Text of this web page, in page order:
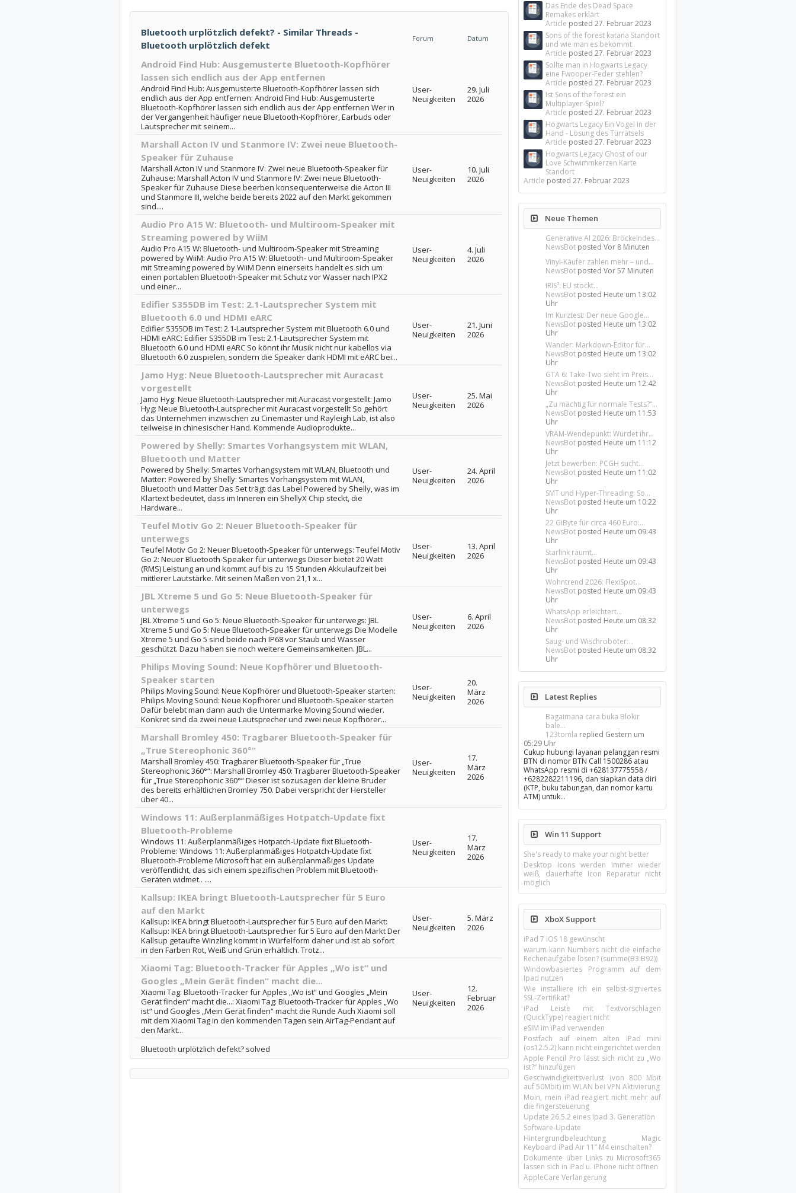
Bluetooth urplötzlich defekt? - Similar Threads -
Bluetooth urplötzlich defekt
Forum Datum
Android Find Hub: Ausgemusterte Bluetooth-Kopfhörer
lassen sich endlich aus der App entfernen
Android Find Hub: Ausgemusterte Bluetooth-Kopfhörer lassen sich
endlich aus der App entfernen: Android Find Hub: Ausgemusterte
Bluetooth-Kopfhörer lassen sich endlich aus der App entfernen Wer in
der Vergangenheit häufiger neue Bluetooth-Kopfhörer, Earbuds oder
Lautsprecher mit seinem...
User-
Neuigkeiten
29. Juli
2026
Marshall Acton IV und Stanmore IV: Zwei neue Bluetooth-
Speaker für Zuhause
Marshall Acton IV und Stanmore IV: Zwei neue Bluetooth-Speaker für
Zuhause: Marshall Acton IV und Stanmore IV: Zwei neue Bluetooth-
Speaker für Zuhause Diese beerben konsequenterweise die Acton III
und Stanmore III, welche beide bereits 2022 auf den Markt gekommen
sind....
User-
Neuigkeiten
10. Juli
2026
Audio Pro A15 W: Bluetooth- und Multiroom-Speaker mit
Streaming powered by WiiM
Audio Pro A15 W: Bluetooth- und Multiroom-Speaker mit Streaming
powered by WiiM: Audio Pro A15 W: Bluetooth- und Multiroom-Speaker
mit Streaming powered by WiiM Denn einerseits handelt es sich um
einen portablen Bluetooth-Speaker mit Schutz vor Wasser nach IPX2
und einer...
User-
Neuigkeiten
4. Juli
2026
Edifier S355DB im Test: 2.1-Lautsprecher System mit
Bluetooth 6.0 und HDMI eARC
Edifier S355DB im Test: 2.1-Lautsprecher System mit Bluetooth 6.0 und
HDMI eARC: Edifier S355DB im Test: 2.1-Lautsprecher System mit
Bluetooth 6.0 und HDMI eARC So könnt ihr Musik nicht nur kabellos via
Bluetooth 6.0 zuspielen, sondern die Speaker dank HDMI mit eARC bei...
User-
Neuigkeiten
21. Juni
2026
Jamo Hyg: Neue Bluetooth-Lautsprecher mit Auracast
vorgestellt
Jamo Hyg: Neue Bluetooth-Lautsprecher mit Auracast vorgestellt: Jamo
Hyg: Neue Bluetooth-Lautsprecher mit Auracast vorgestellt So gehört
das Unternehmen inzwischen zu Cinemaster und Rayleigh Lab, ist also
teilweise in chinesischer Hand. Kommende Audioprodukte...
User-
Neuigkeiten
25. Mai
2026
Powered by Shelly: Smartes Vorhangsystem mit WLAN,
Bluetooth und Matter
Powered by Shelly: Smartes Vorhangsystem mit WLAN, Bluetooth und
Matter: Powered by Shelly: Smartes Vorhangsystem mit WLAN,
Bluetooth und Matter Das Set trägt das Label Powered by Shelly, was im
Klartext bedeutet, dass im Inneren ein ShellyX Chip steckt, die
Hardware...
User-
Neuigkeiten
24. April
2026
Teufel Motiv Go 2: Neuer Bluetooth-Speaker für
unterwegs
Teufel Motiv Go 2: Neuer Bluetooth-Speaker für unterwegs: Teufel Motiv
Go 2: Neuer Bluetooth-Speaker für unterwegs Dieser bietet 20 Watt
(RMS) Leistung an und kommt auf bis zu 15 Stunden Akkulaufzeit bei
mittlerer Lautstärke. Mit seinen Maßen von 21,1 x...
User-
Neuigkeiten
13. April
2026
JBL Xtreme 5 und Go 5: Neue Bluetooth-Speaker für
unterwegs
JBL Xtreme 5 und Go 5: Neue Bluetooth-Speaker für unterwegs: JBL
Xtreme 5 und Go 5: Neue Bluetooth-Speaker für unterwegs Die Modelle
Xtreme 5 und Go 5 sind beide nach IP68 vor Staub und Wasser
geschützt. Dazu haben sie noch weitere Gemeinsamkeiten. JBL...
User-
Neuigkeiten
6. April
2026
Philips Moving Sound: Neue Kopfhörer und Bluetooth-
Speaker starten
Philips Moving Sound: Neue Kopfhörer und Bluetooth-Speaker starten:
Philips Moving Sound: Neue Kopfhörer und Bluetooth-Speaker starten
Dafür belebt man dann auch die Untermarke Moving Sound wieder.
Konkret sind da zwei neue Lautsprecher und zwei neue Kopfhörer...
User-
Neuigkeiten
20.
März
2026
Marshall Bromley 450: Tragbarer Bluetooth-Speaker für
„True Stereophonic 360°“
Marshall Bromley 450: Tragbarer Bluetooth-Speaker für „True
Stereophonic 360°“: Marshall Bromley 450: Tragbarer Bluetooth-Speaker
für „True Stereophonic 360°“ Dieser ist sozusagen der kleine Bruder
des bereits erhältlichen Bromley 750. Dabei verspricht der Hersteller
über 40...
User-
Neuigkeiten
17.
März
2026
Windows 11: Außerplanmäßiges Hotpatch-Update fixt
Bluetooth-Probleme
Windows 11: Außerplanmäßiges Hotpatch-Update fixt Bluetooth-
Probleme: Windows 11: Außerplanmäßiges Hotpatch-Update fixt
Bluetooth-Probleme Microsoft hat ein außerplanmäßiges Update
veröffentlicht, das sich einem spezifischen Problem mit Bluetooth-
Geräten widmet.. ....
User-
Neuigkeiten
17.
März
2026
Kallsup: IKEA bringt Bluetooth-Lautsprecher für 5 Euro
auf den Markt
Kallsup: IKEA bringt Bluetooth-Lautsprecher für 5 Euro auf den Markt:
Kallsup: IKEA bringt Bluetooth-Lautsprecher für 5 Euro auf den Markt Der
Kallsup getaufte Winzling kommt in Würfelform daher und ist ab sofort
in den Farben Rot, Weiß und Grün erhältlich. Trotz...
User-
Neuigkeiten
5. März
2026
Xiaomi Tag: Bluetooth-Tracker für Apples „Wo ist“ und
Googles „Mein Gerät finden“ macht die...
Xiaomi Tag: Bluetooth-Tracker für Apples „Wo ist“ und Googles „Mein
Gerät finden“ macht die...: Xiaomi Tag: Bluetooth-Tracker für Apples „Wo
ist“ und Googles „Mein Gerät finden“ macht die Runde Auch Xiaomi soll
mit dem Xiaomi Tag in den kommenden Tagen sein AirTag-Pendant auf
den Markt...
User-
Neuigkeiten
12.
Februar
2026
Bluetooth urplötzlich defekt? solved
Das Ende des Dead Space
Remakes erklärt
Article posted27. Februar 2023
Sons of the forest katana Standort
und wie man es bekommt
Article posted27. Februar 2023
Sollte man in Hogwarts Legacy
eine Fwooper-Feder stehlen?
Article posted27. Februar 2023
Ist Sons of the forest ein
Multiplayer-Spiel?
Article posted27. Februar 2023
Hogwarts Legacy Ein Vogel in der
Hand - Lösung des Türrätsels
Article posted27. Februar 2023
Hogwarts Legacy Ghost of our
Love Schwimmkerzen Karte
Standort
Article posted27. Februar 2023
Neue Themen
Generative AI 2026: Bröckelndes...
NewsBot postedVor 8 Minuten
Vinyl-Käufer zahlen mehr – und...
NewsBot postedVor 57 Minuten
IRIS²: EU stockt...
NewsBot posted Heute um 13:02
Uhr
Im Kurztest: Der neue Google...
NewsBot posted Heute um 13:02
Uhr
Wander: Markdown-Editor für...
NewsBot posted Heute um 13:02
Uhr
GTA 6: Take-Two sieht im Preis...
NewsBot posted Heute um 12:42
Uhr
„Zu mächtig für normale Tests?“...
NewsBot posted Heute um 11:53
Uhr
VRAM-Wendepunkt: Würdet ihr...
NewsBot posted Heute um 11:12
Uhr
Jetzt bewerben: PCGH sucht...
NewsBot posted Heute um 11:02
Uhr
SMT und Hyper-Threading: So...
NewsBot posted Heute um 10:22
Uhr
22 GiByte für circa 460 Euro:...
NewsBot posted Heute um 09:43
Uhr
Starlink räumt...
NewsBot posted Heute um 09:43
Uhr
Wohntrend 2026: FlexiSpot...
NewsBot posted Heute um 09:43
Uhr
WhatsApp erleichtert...
NewsBot posted Heute um 08:32
Uhr
Saug- und Wischroboter:...
NewsBot posted Heute um 08:32
Uhr
Latest Replies
Bagaimana cara buka Blokir
bale...
123tomla replied Gestern um
05:29 Uhr
Cukup hubungi layanan pelanggan resmi
BTN di nomor BTN Call 1500286 atau
WhatsApp resmi di +628137775558 /
+6282282211196, dan siapkan data diri
(KTP, buku tabungan, dan nomor kartu
ATM) untuk…
Win 11 Support
She's ready to make your night better
Desktop Icons werden immer wieder
weiß, dauerhafte Icon Reparatur nicht
möglich
XboX Support
iPad 7 iOS 18 gewünscht
warum kann Numbers nicht die einfache
Rechenaufgabe lösen? (summe(B3:B92))
Windowbasiertes Programm auf dem
Ipad nutzen
Wie installiere ich ein selbst-signiertes
SSL-Zertifikat?
iPad Leiste mit Textvorschlägen
(QuickType) reagiert nicht
eSIM im iPad verwenden
Postfach auf einem alten iPad mini
(os12.5.2) kann nicht eingerichtet werden
Apple Pencil Pro lässt sich nicht zu „Wo
ist?“ hinzufügen
Geschwindigkeitsverlust (von 800 Mbit
auf 50Mbit) im WLAN bei VPN Aktivierung
Moin, mein iPad reagiert nicht mehr auf
die fingersteuerung
Update 26.5.2 eines ipad 3. Generation
Software-Update
Hintergrundbeleuchtung Magic
Keyboard iPad Air 11’’ M4 einschalten?
Dokumente über Links zu Microsoft365
lassen sich in iPad u. iPhone nicht öffnen
AppleCare Verlängerung